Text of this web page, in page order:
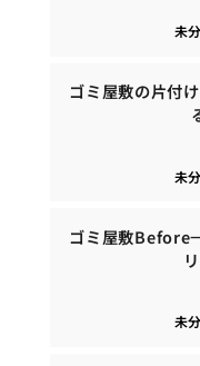
未
ゴミ屋敷の片付
未
ゴミ屋敷
未